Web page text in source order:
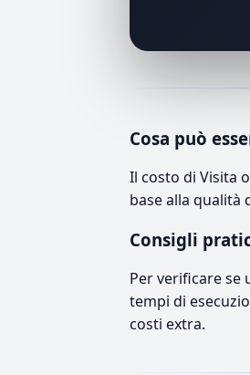
Cosa può
Il costo di Visita
base alla qualità
Consigli
Per verificare se
tempi di
costi extra.